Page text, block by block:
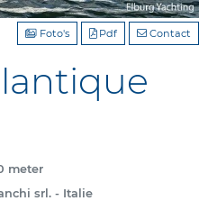
Contact
Pdf
Foto's
meter
srl. - Italie